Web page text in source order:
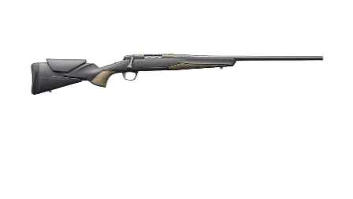
Revolver